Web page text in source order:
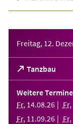
Freitag, 12.
Tanzbau
(Öffnet
in
einem
neuen
Tab)
Weitere Termine
Fr, 14.08.26 Fr,
Fr, 11 .09.26 Fr,